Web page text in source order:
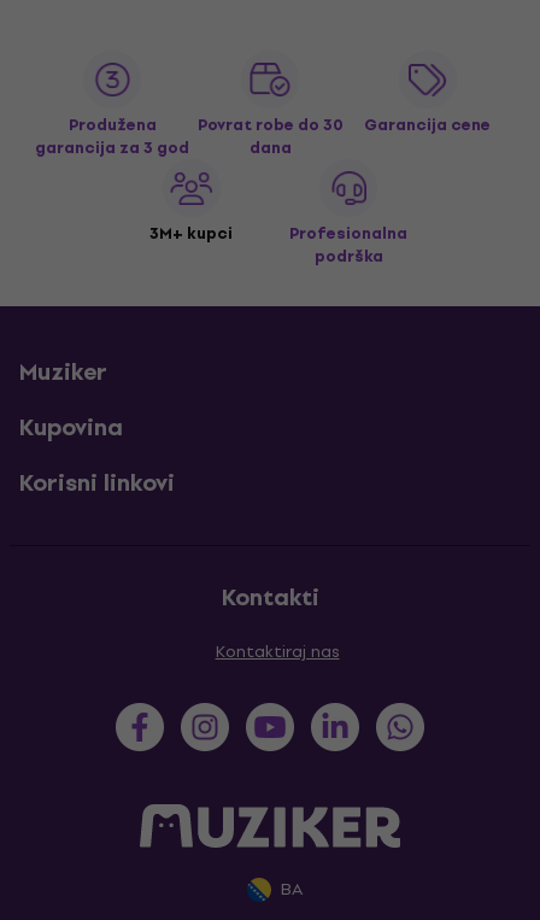
Produžena
garancija za 3 god
Povrat robe do 30
dana
Garancija cene
3M+ kupci
Profesionalna
podrška
Muziker
Kupovina
Korisni linkovi
Kontakti
Kontaktiraj nas
BA